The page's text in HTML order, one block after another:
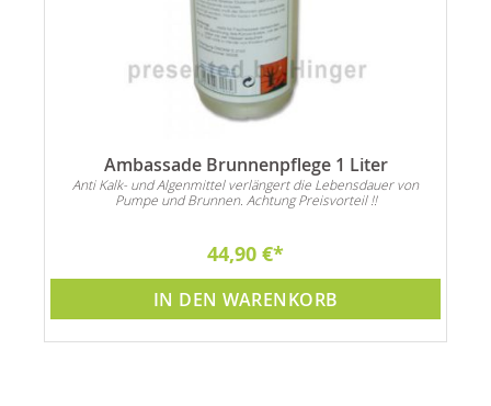
Ambassade Brunnenpflege 1 Liter
Anti Kalk- und Algenmittel verlängert die Lebensdauer von
Pumpe und Brunnen. Achtung Preisvorteil !!
44,90 €
IN DEN WARENKORB